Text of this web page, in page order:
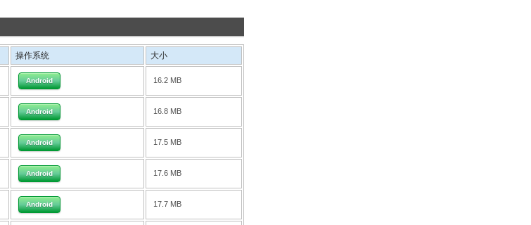
操作系统 大小
Android 16.2 MB
Android 16.8 MB
Android 17.5 MB
Android 17.6 MB
Android 17.7 MB